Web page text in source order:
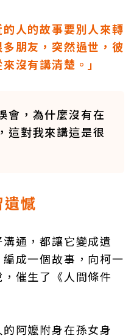
的人的故事要別人來轉
朋友，突然過世，彼
沒有講清楚。」
會，為什麼沒有在
這對我來講這是很
憾
溝通，都讓它變成遺
成一個故事，向柯一
催生了《人間條件
阿嬤附身在孫女身